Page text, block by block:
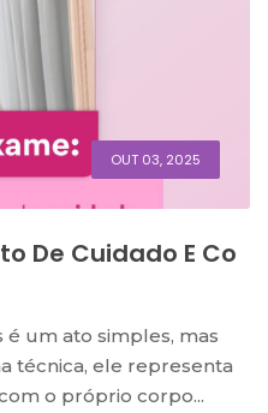
OUT 03, 2025
De Cuidado E Co
é um ato simples, mas
técnica, ele representa
o próprio corpo...